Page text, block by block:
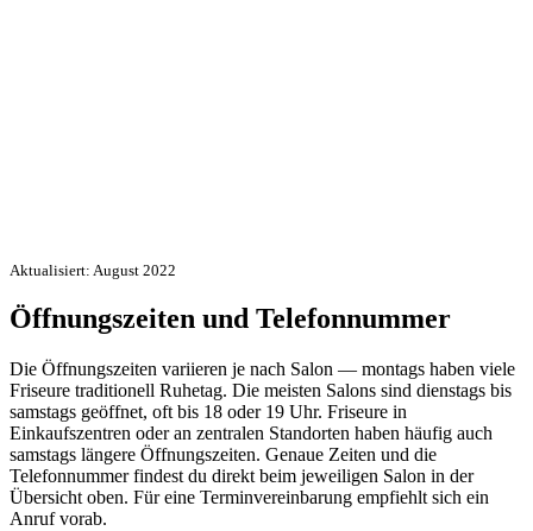
Aktualisiert: August 2022
Öffnungszeiten und Telefonnummer
Die Öffnungszeiten variieren je nach Salon — montags haben viele
Friseure traditionell Ruhetag. Die meisten Salons sind dienstags bis
samstags geöffnet, oft bis 18 oder 19 Uhr. Friseure in
Einkaufszentren oder an zentralen Standorten haben häufig auch
samstags längere Öffnungszeiten. Genaue Zeiten und die
Telefonnummer findest du direkt beim jeweiligen Salon in der
Übersicht oben. Für eine Terminvereinbarung empfiehlt sich ein
Anruf vorab.